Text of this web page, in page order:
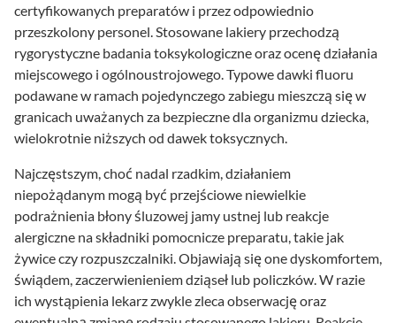
certyfikowanych preparatów i przez odpowiednio
przeszkolony personel. Stosowane lakiery przechodzą
rygorystyczne badania toksykologiczne oraz ocenę działania
miejscowego i ogólnoustrojowego. Typowe dawki fluoru
podawane w ramach pojedynczego zabiegu mieszczą się w
granicach uważanych za bezpieczne dla organizmu dziecka,
wielokrotnie niższych od dawek toksycznych.
Najczęstszym, choć nadal rzadkim, działaniem
niepożądanym mogą być przejściowe niewielkie
podrażnienia błony śluzowej jamy ustnej lub reakcje
alergiczne na składniki pomocnicze preparatu, takie jak
żywice czy rozpuszczalniki. Objawiają się one dyskomfortem,
świądem, zaczerwienieniem dziąseł lub policzków. W razie
ich wystąpienia lekarz zwykle zleca obserwację oraz